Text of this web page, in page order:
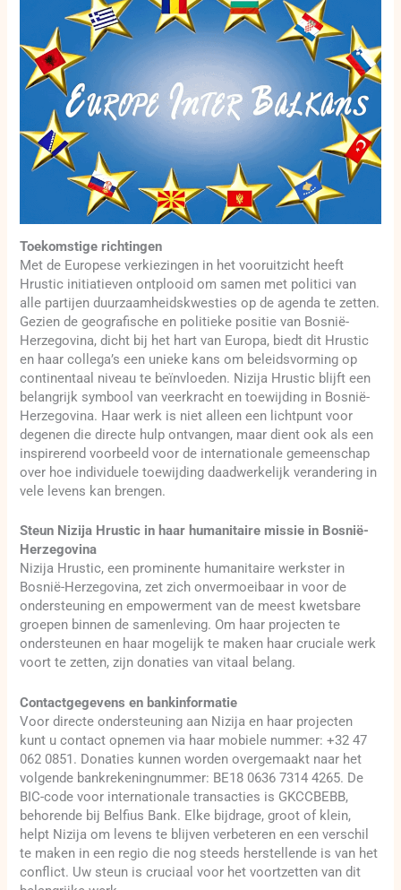
Toekomstige richtingen
Met de Europese verkiezingen in het vooruitzicht heeft
Hrustic initiatieven ontplooid om samen met politici van
alle partijen duurzaamheidskwesties op de agenda te zetten.
Gezien de geografische en politieke positie van Bosnië-
Herzegovina, dicht bij het hart van Europa, biedt dit Hrustic
en haar collega’s een unieke kans om beleidsvorming op
continentaal niveau te beïnvloeden. Nizija Hrustic blijft een
belangrijk symbool van veerkracht en toewijding in Bosnië-
Herzegovina. Haar werk is niet alleen een lichtpunt voor
degenen die directe hulp ontvangen, maar dient ook als een
inspirerend voorbeeld voor de internationale gemeenschap
over hoe individuele toewijding daadwerkelijk verandering in
vele levens kan brengen.
Steun Nizija Hrustic in haar humanitaire missie in Bosnië-
Herzegovina
Nizija Hrustic, een prominente humanitaire werkster in
Bosnië-Herzegovina, zet zich onvermoeibaar in voor de
ondersteuning en empowerment van de meest kwetsbare
groepen binnen de samenleving. Om haar projecten te
ondersteunen en haar mogelijk te maken haar cruciale werk
voort te zetten, zijn donaties van vitaal belang.
Contactgegevens en bankinformatie
Voor directe ondersteuning aan Nizija en haar projecten
kunt u contact opnemen via haar mobiele nummer: +32 47
062 0851. Donaties kunnen worden overgemaakt naar het
volgende bankrekeningnummer: BE18 0636 7314 4265. De
BIC-code voor internationale transacties is GKCCBEBB,
behorende bij Belfius Bank. Elke bijdrage, groot of klein,
helpt Nizija om levens te blijven verbeteren en een verschil
te maken in een regio die nog steeds herstellende is van het
conflict. Uw steun is cruciaal voor het voortzetten van dit